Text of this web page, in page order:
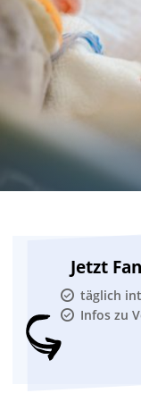
Jetzt
täglich
Infos zu